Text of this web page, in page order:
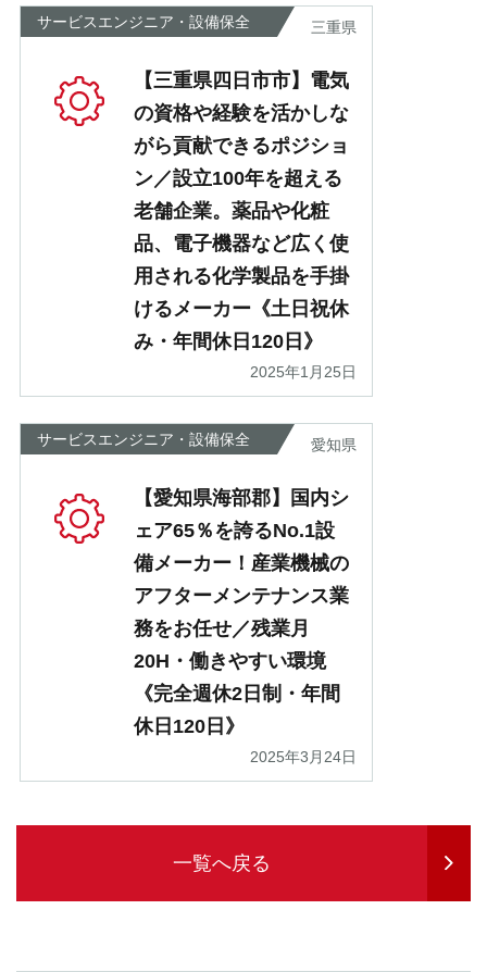
サービスエンジニア・設備保全 三重県
【三重県四日市市】電気
の資格や経験を活かしな
がら貢献できるポジショ
ン／設立100年を超える
老舗企業。薬品や化粧
品、電子機器など広く使
用される化学製品を手掛
けるメーカー《土日祝休
み・年間休日120日》
2025年1月25日
サービスエンジニア・設備保全 愛知県
【愛知県海部郡】国内シ
ェア65％を誇るNo.1設
備メーカー！産業機械の
アフターメンテナンス業
務をお任せ／残業月
20H・働きやすい環境
《完全週休2日制・年間
休日120日》
2025年3月24日
一覧へ戻る